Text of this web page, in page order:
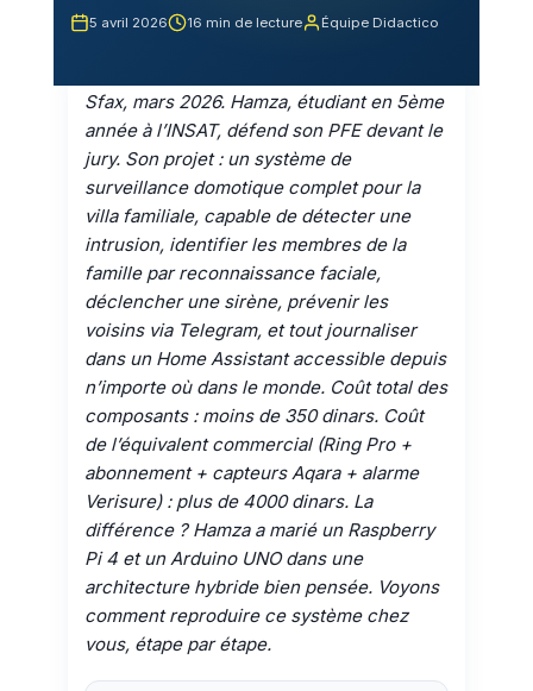
5 avril 2026 16 min de lecture Équipe Didactico
Sfax, mars 2026. Hamza, étudiant en 5ème
année à l’INSAT, défend son PFE devant le
jury. Son projet : un système de
surveillance domotique complet pour la
villa familiale, capable de détecter une
intrusion, identifier les membres de la
famille par reconnaissance faciale,
déclencher une sirène, prévenir les
voisins via Telegram, et tout journaliser
dans un Home Assistant accessible depuis
n’importe où dans le monde. Coût total des
composants : moins de 350 dinars. Coût
de l’équivalent commercial (Ring Pro +
abonnement + capteurs Aqara + alarme
Verisure) : plus de 4000 dinars. La
différence ? Hamza a marié un Raspberry
Pi 4 et un Arduino UNO dans une
architecture hybride bien pensée. Voyons
comment reproduire ce système chez
vous, étape par étape.